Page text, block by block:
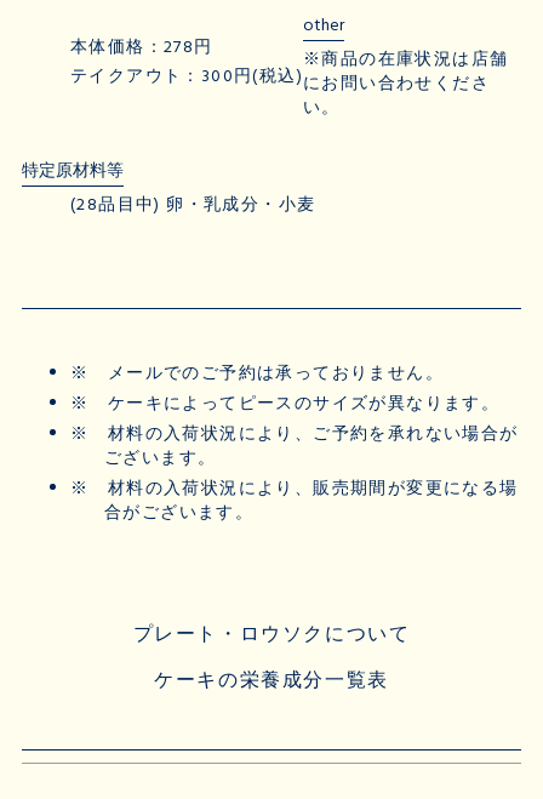
本体価格：278円
テイクアウト：300円(税込)
other
※商品の在庫状況は店舗
にお問い合わせくださ
い。
特定原材料等
(28品目中) 卵・乳成分・小麦
※ メールでのご予約は承っておりません。
※ ケーキによってピースのサイズが異なります。
※ 材料の入荷状況により、ご予約を承れない場合が
ございます。
※ 材料の入荷状況により、販売期間が変更になる場
合がございます。
プレート・ロウソクについて
ケーキの栄養成分一覧表